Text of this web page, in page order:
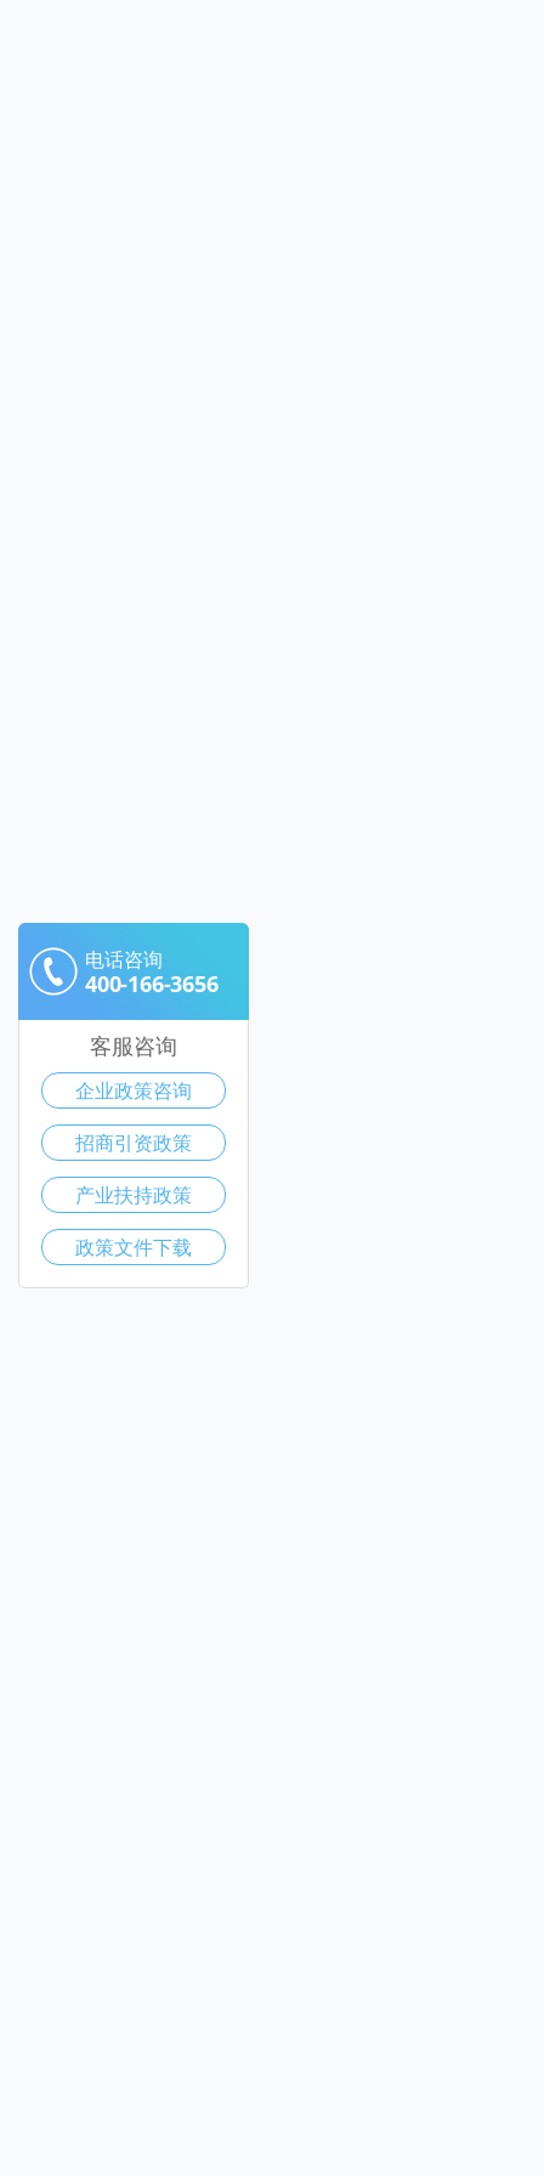
电话咨询
400-166-3656
客服咨询
企业政策咨询
招商引资政策
产业扶持政策
政策文件下载